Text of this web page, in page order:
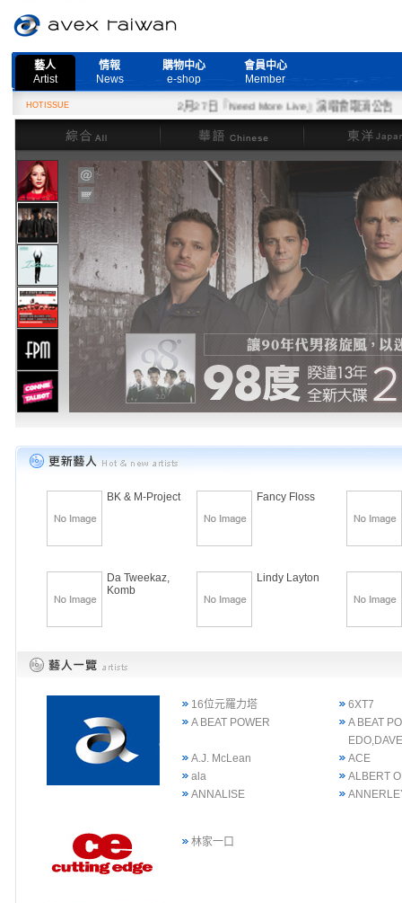
藝人
Artist
情報
News
購物中心
e-shop
會員中心
Member
HOTISSUE
2月27日『Need More Live』演唱會取消公告
綜合
華語 東洋
BK & M-Project Fancy Floss
Da Tweekaz,
Komb
Lindy Layton
16位元羅力塔
6XT7
A BEAT POWER
A BEAT
A.J. McLean
ACE
ala
ALBERT
ANNALISE
林家一口